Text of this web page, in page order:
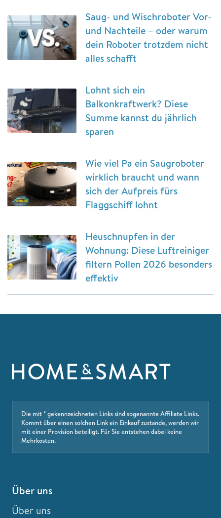
Saug- und Wischroboter Vor-
und Nachteile – oder warum
dein Roboter trotzdem nicht
alles schafft
Lohnt sich ein
Balkonkraftwerk? Diese
Summe kannst du jährlich
sparen
Wie viel Pa ein Saugroboter
wirklich braucht und wann
sich der Aufpreis fürs
Flaggschiff lohnt
Heuschnupfen in der
Wohnung: Diese Luftreiniger
filtern Pollen 2026 besonders
effektiv
Die mit * gekennzeichneten Links sind sogenannte Affiliate Links.
Kommt über einen solchen Link ein Einkauf zustande, werden wir
mit einer Provision beteiligt. Für Sie entstehen dabei keine
Mehrkosten.
Über uns
Über uns